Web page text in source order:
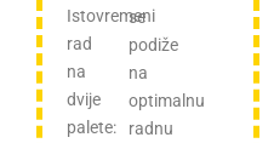
Istovremeni
rad
na
dvije
palete:
se
podiže
na
optimalnu
radnu